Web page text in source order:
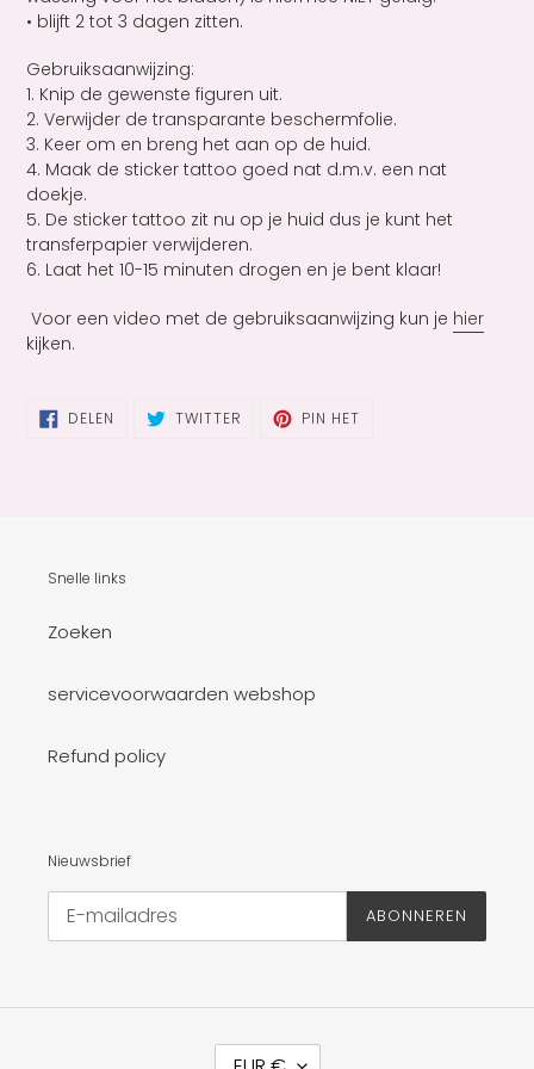
• blijft 2 tot 3 dagen zitten.
Gebruiksaanwijzing:
1. Knip de gewenste figuren uit.
2. Verwijder de transparante beschermfolie.
3. Keer om en breng het aan op de huid.
4. Maak de sticker tattoo goed nat d.m.v. een nat
doekje.
5. De sticker tattoo zit nu op je huid dus je kunt het
transferpapier verwijderen.
6. Laat het 10-15 minuten drogen en je bent klaar!
Voor een video met de gebruiksaanwijzing kun je hier
kijken.
DELEN DELEN TWITTER TWITTERENPIN HET
Snelle links
Zoeken
servicevoorwaarden webshop
Refund policy
Nieuwsbrief
ABONNEREN
V